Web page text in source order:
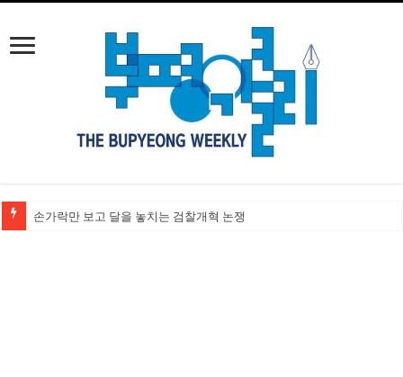
손가락만 보고 달을 놓치는 검찰개혁 논쟁